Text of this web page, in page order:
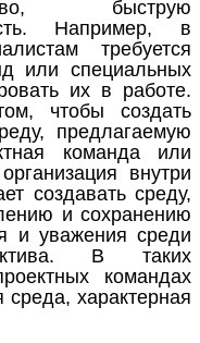
быструю
Например, в
требуется
или специальных
их в работе.
чтобы создать
предлагаемую
команда или
внутри
создавать среду,
и сохранению
и уважения среди
В таких
командах
среда, характерная